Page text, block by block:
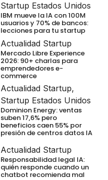
Startup Estados Unidos
IBM mueve la IA con 100M
usuarios y 70% de bancos:
lecciones para tu startup
Actualidad Startup
Mercado Libre Experience
2026: 90+ charlas para
emprendedores e-
commerce
Actualidad Startup,
Startup Estados Unidos
Dominion Energy: ventas
suben 17,6% pero
beneficios caen 55% por
presión de centros datos IA
Actualidad Startup
Responsabilidad legal IA:
quién responde cuando un
chatbot recomienda mal